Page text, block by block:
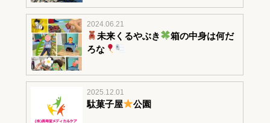
2024.06.21
未来くるやぶき
箱の中身は何だ
ろな
2025.12.01
駄菓子屋 公園